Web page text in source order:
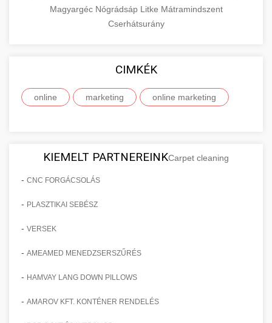
Magyargéc Nógrádsáp Litke Mátramindszent
Cserhátsurány
CIMKÉK
online marketing online marketing
KIEMELT PARTNEREINKCarpet cleaning
- CNC FORGÁCSOLÁS
- PLASZTIKAI SEBÉSZ
- VERSEK
- AMEAMED MENEDZSERSZŰRÉS
- HAMVAY LANG DOWN PILLOWS
- AMAROV KFT. KONTÉNER RENDELÉS